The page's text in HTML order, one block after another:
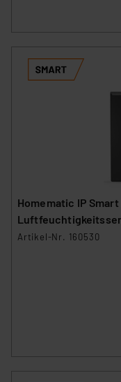
Homematic IP
A
Artikel-Nr. 160530